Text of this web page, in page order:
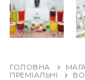
ГОЛОВНА
ПРЕМІАЛЬНІ